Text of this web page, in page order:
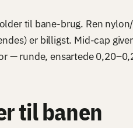
til bane-brug. Ren
er billigst. Mid-cap
— runde, ensartede
til banen